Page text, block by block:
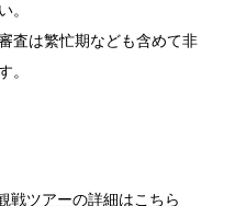
。
査は繁忙期なども含めて非
。
戦ツアーの詳細はこちら